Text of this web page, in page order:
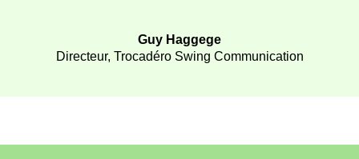
Guy Haggege
Directeur, Trocadéro Swing Communication